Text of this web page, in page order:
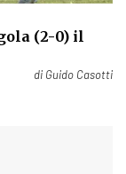
(2-0) il
di Guido Casotti